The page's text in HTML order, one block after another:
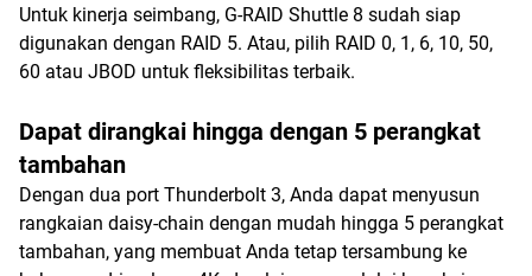
Untuk kinerja seimbang, G-RAID Shuttle 8 sudah siap
digunakan dengan RAID 5. Atau, pilih RAID 0, 1, 6, 10, 50,
60 atau JBOD untuk fleksibilitas terbaik.
Dapat dirangkai hingga dengan 5 perangkat
tambahan
Dengan dua port Thunderbolt 3, Anda dapat menyusun
rangkaian daisy-chain dengan mudah hingga 5 perangkat
tambahan, yang membuat Anda tetap tersambung ke